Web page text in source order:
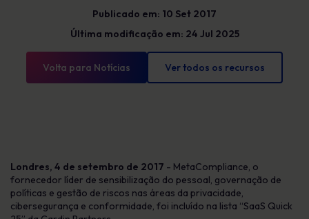
Publicado em: 10 Set 2017
Última modificação em: 24 Jul 2025
Volta para Notícias Ver todos os recursos
Londres, 4 de setembro de 2017 - MetaCompliance, o
fornecedor líder de sensibilização do pessoal, governação de
políticas e gestão de riscos nas áreas da privacidade,
cibersegurança e conformidade, foi incluído na lista “SaaS Quick